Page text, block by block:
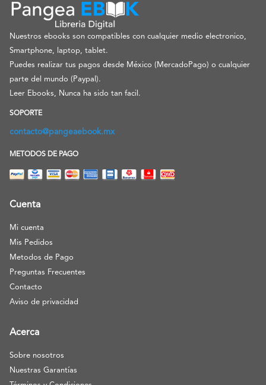
Nuestros ebooks son compatibles con cualquier medio electronico,
Smartphone, laptop, tablet.
Puedes realizar tus pagos desde México (MercadoPago) o cualquier
parte del mundo (Paypal).
Leer Ebooks, Nunca ha sido tan facil.
SOPORTE
contacto@pangeaebook.mx
METODOS DE PAGO
Cuenta
Mi cuenta
Mis Pedidos
Metodos de Pago
Preguntas Frecuentes
Contacto
Aviso de privacidad
Acerca
Sobre nosotros
Nuestras Garantías